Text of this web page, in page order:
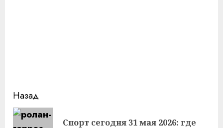
Продолжить
чтение
Назад
Спорт сегодня 31 мая 2026: где